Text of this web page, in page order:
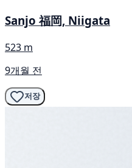
Sanjo 福岡, Niigata
523 m
9개월 전
저장